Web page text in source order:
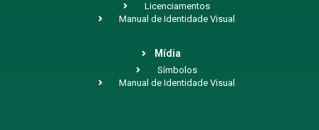
Licenciamentos
Manual de Identidade Visual
Mídia
Símbolos
Manual de Identidade Visual